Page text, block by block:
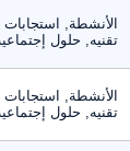
الأنشطة,
تقنيه, حلول
الأنشطة,
تقنيه, حلول